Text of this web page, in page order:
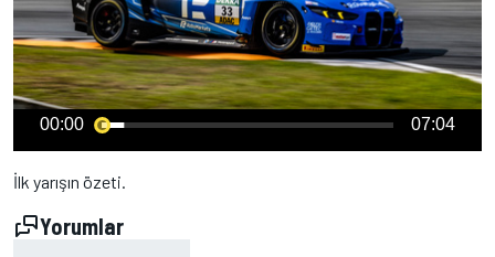
00:00 07:04
İlk yarışın özeti.
Yorumlar